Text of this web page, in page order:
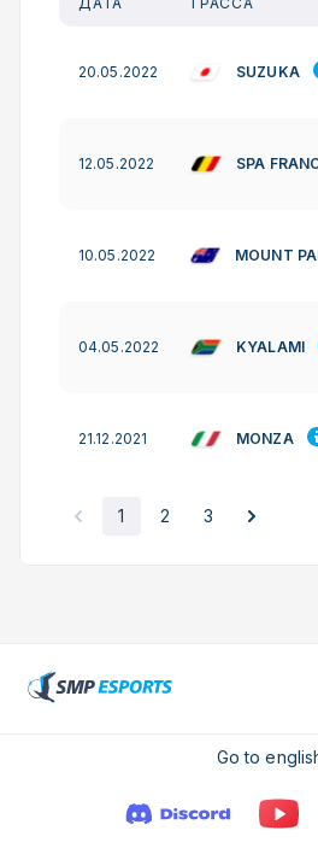
20.05.2022 SUZUKA
12.05.2022 SPA
10.05.2022 MOUNT
04.05.2022 KYALAMI
21.12.2021 MONZA
1 2 3
Go to